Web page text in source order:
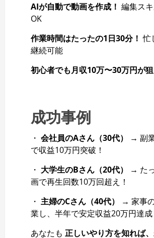
AIが自動で動画を作成！ 編集ス
OK
作業時間はたったの1日30分！ 忙
継続可能
初心者でも月収10万〜30万円が狙
成功事例
・ 会社員のAさん（30代）
→ 副
で収益10万円突破！
・ 大学生のBさん（20代）
→ た
画で再生回数10万回超え！
・ 主婦のCさん（40代）
→ 家事
業し、半年で安定収益20万円達成
あなたも 正しいやり方を知れば